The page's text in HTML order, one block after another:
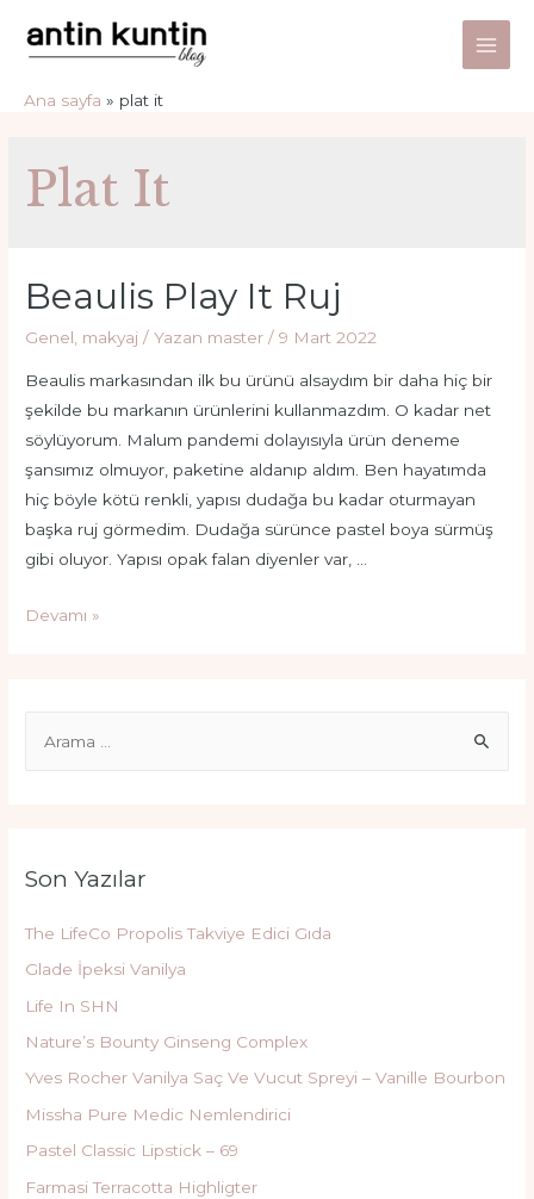
atla
Main
Ana sayfa plat it
Plat It
Beaulis Play It Ruj
Genel, makyaj / Yazan master /9 Mart 2022
Beaulis markasından ilk bu ürünü alsaydım bir daha hiç bir
şekilde bu markanın ürünlerini kullanmazdım. O kadar net
söylüyorum. Malum pandemi dolayısıyla ürün deneme
şansımız olmuyor, paketine aldanıp aldım. Ben hayatımda
hiç böyle kötü renkli, yapısı dudağa bu kadar oturmayan
başka ruj görmedim. Dudağa sürünce pastel boya sürmüş
gibi oluyor. Yapısı opak falan diyenler var, …
Beaulis
Devamı »
h
:
Son Yazılar
The LifeCo Propolis Takviye Edici Gıda
Glade İpeksi Vanilya
Life In SHN
Nature’s Bounty Ginseng Complex
Yves Rocher Vanilya Saç Ve Vucut Spreyi – Vanille Bourbon
Missha Pure Medic Nemlendirici
Pastel Classic Lipstick – 69
Farmasi Terracotta Highligter